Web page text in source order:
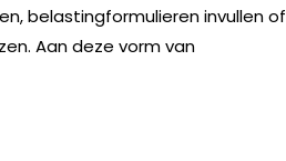
belastingformulieren invullen of
Aan deze vorm van